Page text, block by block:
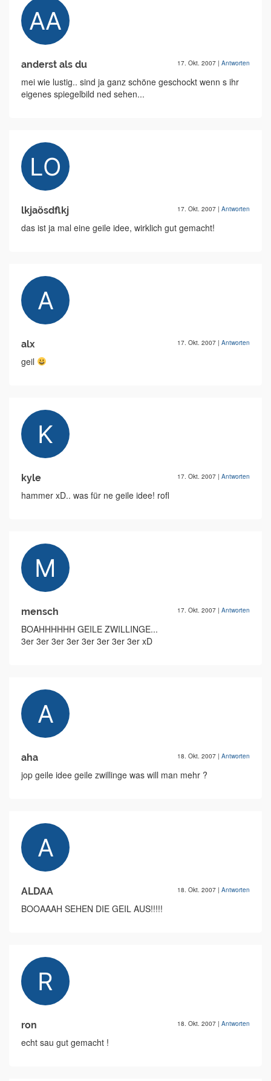
anderst als du 17. Okt. 2007 | Antworten
mei wie lustig.. sind ja ganz schöne geschockt wenn s ihr
eigenes spiegelbild ned sehen...
lkjaösdflkj 17. Okt. 2007 | Antworten
das ist ja mal eine geile idee, wirklich gut gemacht!
alx 17. Okt. 2007 | Antworten
geil
kyle 17. Okt. 2007 | Antworten
hammer xD.. was für ne geile idee! rofl
mensch 17. Okt. 2007 | Antworten
BOAHHHHHH GEILE ZWILLINGE...
3er 3er 3er 3er 3er 3er 3er 3er xD
aha 18. Okt. 2007 | Antworten
jop geile idee geile zwillinge was will man mehr ?
ALDAA 18. Okt. 2007 | Antworten
BOOAAAH SEHEN DIE GEIL AUS!!!!!
ron 18. Okt. 2007 | Antworten
echt sau gut gemacht !